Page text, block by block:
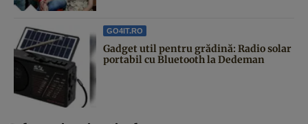
GO4IT.RO
Gadget util pentru grădină: Radio solar
portabil cu Bluetooth la Dedeman